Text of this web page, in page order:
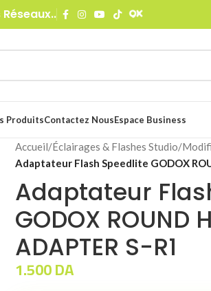
ProduitsContactez NousEspace Business
Accueil/Éclairages & Flashes Studio/
Adaptateur Flash Speedlite GODOX
Adaptateur
GODOX ROUND
ADAPTER S-R1
1.500DA